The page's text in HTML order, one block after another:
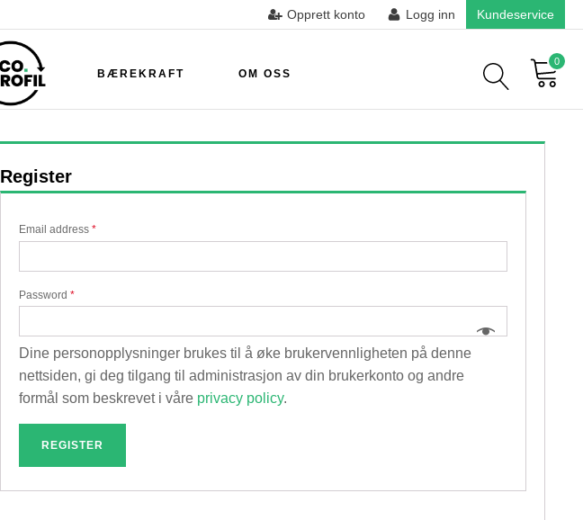
Opprett konto Logg inn Kundeservice
BÆREKRAFT OM OSS
0
Register
Email address*
Password*
Dine personopplysninger brukes til å øke brukervennligheten på denne
nettsiden, gi deg tilgang til administrasjon av din brukerkonto og andre
formål som beskrevet i våre privacy policy.
REGISTER